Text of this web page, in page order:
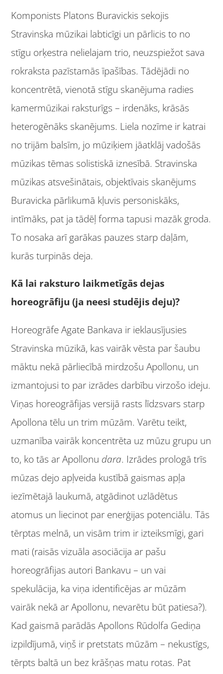
Komponists Platons Buravickis sekojis
Stravinska mūzikai labticīgi un pārlicis to no
stīgu orķestra nelielajam trio, neuzspiežot sava
rokraksta pazīstamās īpašības. Tādējādi no
koncentrētā, vienotā stīgu skanējuma radies
kamermūzikai raksturīgs – irdenāks, krāsās
heterogēnāks skanējums. Liela nozīme ir katrai
no trijām balsīm, jo mūziķiem jāatklāj vadošās
mūzikas tēmas solistiskā iznesībā. Stravinska
mūzikas atsvešinātais, objektīvais skanējums
Buravicka pārlikumā kļuvis personiskāks,
intīmāks, pat ja tādēļ forma tapusi mazāk groda.
To nosaka arī garākas pauzes starp daļām,
kurās turpinās deja.
Kā lai raksturo laikmetīgās dejas
horeogrāfiju (ja neesi studējis deju)?
Horeogrāfe Agate Bankava ir ieklausījusies
Stravinska mūzikā, kas vairāk vēsta par šaubu
māktu nekā pārliecībā mirdzošu Apollonu, un
izmantojusi to par izrādes darbību virzošo ideju.
Viņas horeogrāfijas versijā rasts līdzsvars starp
Apollona tēlu un trim mūzām. Varētu teikt,
uzmanība vairāk koncentrēta uz mūzu grupu un
to, ko tās ar Apollonu dara. Izrādes prologā trīs
mūzas dejo apļveida kustībā gaismas apļa
iezīmētajā laukumā, atgādinot uzlādētus
atomus un liecinot par enerģijas potenciālu. Tās
tērptas melnā, un visām trim ir izteiksmīgi, gari
mati (raisās vizuāla asociācija ar pašu
horeogrāfijas autori Bankavu – un vai
spekulācija, ka viņa identificējas ar mūzām
vairāk nekā ar Apollonu, nevarētu būt patiesa?).
Kad gaismā parādās Apollons Rūdolfa Gediņa
izpildījumā, viņš ir pretstats mūzām – nekustīgs,
tērpts baltā un bez krāšņas matu rotas. Pat